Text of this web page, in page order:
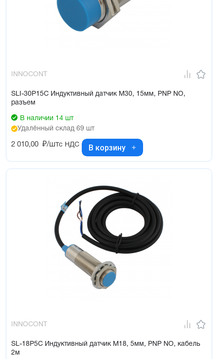
INNOCONT
SLI-30P15C Индуктивный датчик М30, 15мм, PNP NO,
разъем
В наличии 14 шт
Удалённый склад 69 шт
2 010,00 ₽/штс НДС В корзину
INNOCONT
SL-18P5C Индуктивный датчик М18, 5мм, PNP NO, кабель
2м